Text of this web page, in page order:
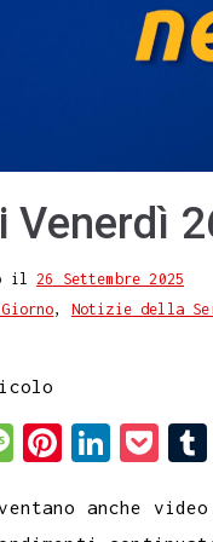
Venerdì
il26 Settembre 2025
, Notizie della
M
s
P
n
L
n
c
anche